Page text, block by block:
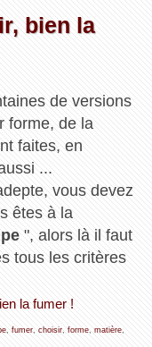
bien la
de versions
forme, de la
faites, en
...
vous devez
êtes à la
", alors là il faut
tous les critères
la fumer !
, fumer, choisir, forme, matière,